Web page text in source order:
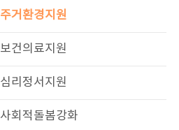
주거환경지원
보건의료지원
심리정서지원
사회적돌봄강화